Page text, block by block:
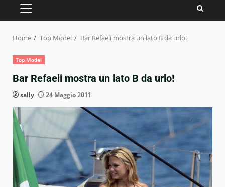
PRIMARY
Home Top Model Bar Refaeli mostra un lato B da urlo!
Top Model
Bar Refaeli mostra un lato B da urlo!
sally 24 Maggio 2011